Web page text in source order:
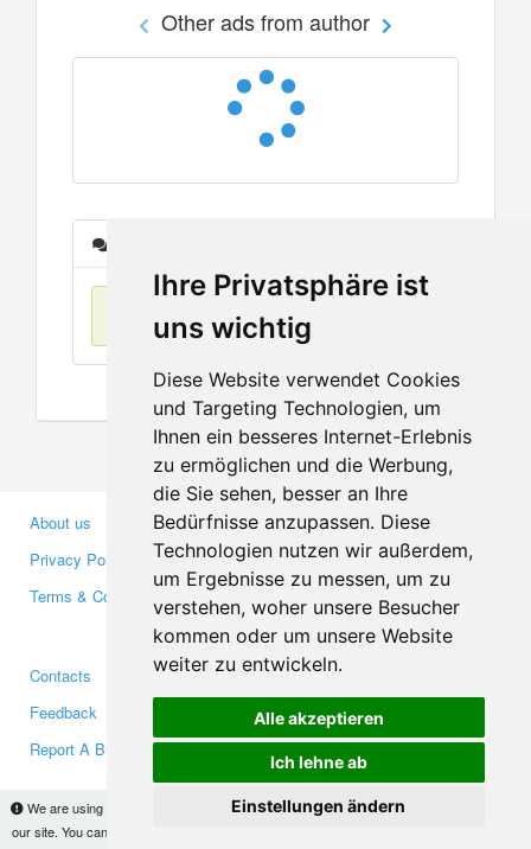
Ihre Privatsphäre ist
uns wichtig
Diese Website verwendet Cookies
und Targeting Technologien, um
Ihnen ein besseres Internet-Erlebnis
zu ermöglichen und die Werbung,
die Sie sehen, besser an Ihre
Bedürfnisse anzupassen. Diese
Technologien nutzen wir außerdem,
um Ergebnisse zu messen, um zu
verstehen, woher unsere Besucher
kommen oder um unsere Website
weiter zu entwickeln.
Alle akzeptieren
Ich lehne ab
Einstellungen ändern
We are using cookies to provide statistics that help us give you the best experience of
our site. You can find out more
Other ads from author
No items found
About us
Privacy Policy
Terms & Conditions
Business Partners
Investors
Media
Contacts
Feedback
Report A Bug
Facebook
Twitter
YouTube
Google+